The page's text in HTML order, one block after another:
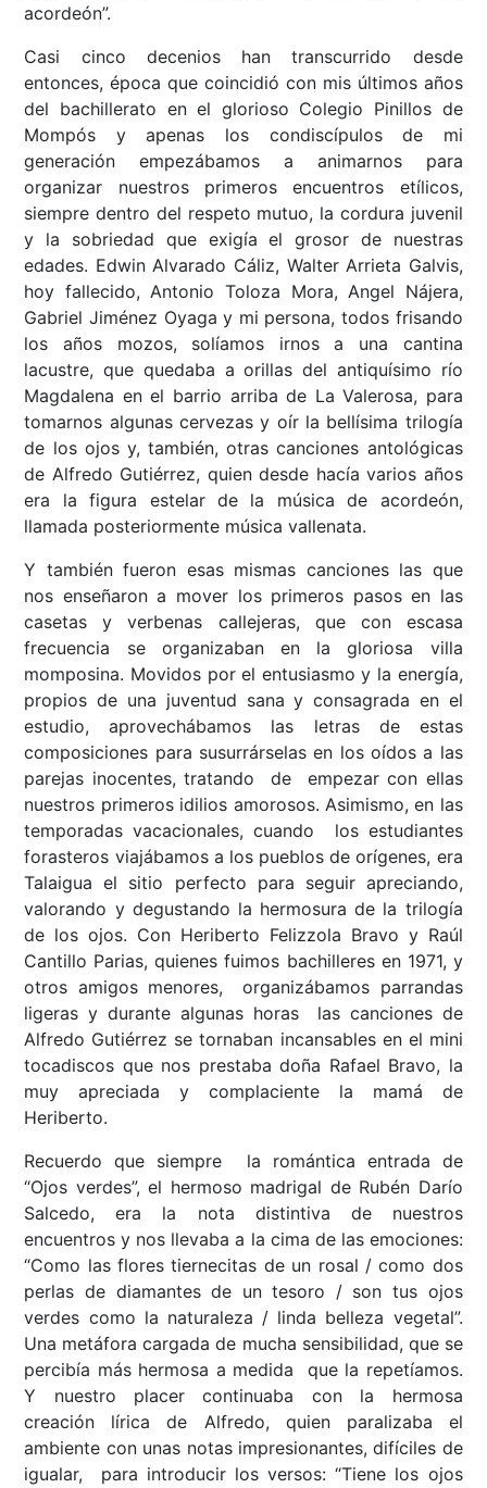
acordeón”.
Casi cinco decenios han transcurrido desde
entonces, época que coincidió con mis últimos años
del bachillerato en el glorioso Colegio Pinillos de
Mompós y apenas los condiscípulos de mi
generación empezábamos a animarnos para
organizar nuestros primeros encuentros etílicos,
siempre dentro del respeto mutuo, la cordura juvenil
y la sobriedad que exigía el grosor de nuestras
edades. Edwin Alvarado Cáliz, Walter Arrieta Galvis,
hoy fallecido, Antonio Toloza Mora, Angel Nájera,
Gabriel Jiménez Oyaga y mi persona, todos frisando
los años mozos, solíamos irnos a una cantina
lacustre, que quedaba a orillas del antiquísimo río
Magdalena en el barrio arriba de La Valerosa, para
tomarnos algunas cervezas y oír la bellísima trilogía
de los ojos y, también, otras canciones antológicas
de Alfredo Gutiérrez, quien desde hacía varios años
era la figura estelar de la música de acordeón,
llamada posteriormente música vallenata.
Y también fueron esas mismas canciones las que
nos enseñaron a mover los primeros pasos en las
casetas y verbenas callejeras, que con escasa
frecuencia se organizaban en la gloriosa villa
momposina. Movidos por el entusiasmo y la energía,
propios de una juventud sana y consagrada en el
estudio, aprovechábamos las letras de estas
composiciones para susurrárselas en los oídos a las
parejas inocentes, tratando de empezar con ellas
nuestros primeros idilios amorosos. Asimismo, en las
temporadas vacacionales, cuando los estudiantes
forasteros viajábamos a los pueblos de orígenes, era
Talaigua el sitio perfecto para seguir apreciando,
valorando y degustando la hermosura de la trilogía
de los ojos. Con Heriberto Felizzola Bravo y Raúl
Cantillo Parias, quienes fuimos bachilleres en 1971, y
otros amigos menores, organizábamos parrandas
ligeras y durante algunas horas las canciones de
Alfredo Gutiérrez se tornaban incansables en el mini
tocadiscos que nos prestaba doña Rafael Bravo, la
muy apreciada y complaciente la mamá de
Heriberto.
Recuerdo que siempre la romántica entrada de
“Ojos verdes”, el hermoso madrigal de Rubén Darío
Salcedo, era la nota distintiva de nuestros
encuentros y nos llevaba a la cima de las emociones:
“Como las flores tiernecitas de un rosal / como dos
perlas de diamantes de un tesoro / son tus ojos
verdes como la naturaleza / linda belleza vegetal”.
Una metáfora cargada de mucha sensibilidad, que se
percibía más hermosa a medida que la repetíamos.
Y nuestro placer continuaba con la hermosa
creación lírica de Alfredo, quien paralizaba el
ambiente con unas notas impresionantes, difíciles de
igualar, para introducir los versos: “Tiene los ojos